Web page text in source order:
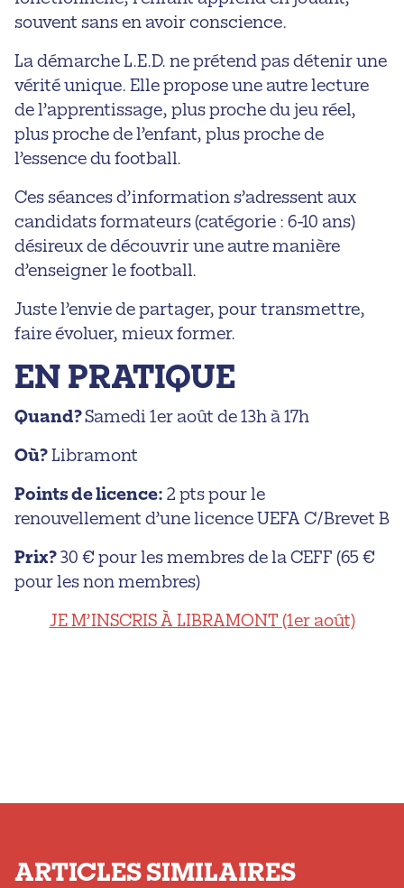
souvent sans en avoir conscience.
La démarche L.E.D. ne prétend pas détenir une
vérité unique. Elle propose une autre lecture
de l’apprentissage, plus proche du jeu réel,
plus proche de l’enfant, plus proche de
l’essence du football.
Ces séances d’information s’adressent aux
candidats formateurs (catégorie : 6-10 ans)
désireux de découvrir une autre manière
d’enseigner le football.
Juste l’envie de partager, pour transmettre,
faire évoluer, mieux former.
EN PRATIQUE
Quand?Samedi 1er août de 13h à 17h
Où? Libramont
Points de licence: 2 pts pour le
renouvellement d’une licence UEFA C/Brevet B
Prix? 30 € pour les membres de la CEFF (65 €
pour les non membres)
JE M’INSCRIS À LIBRAMONT (1er août)
ARTICLES SIMILAIRES